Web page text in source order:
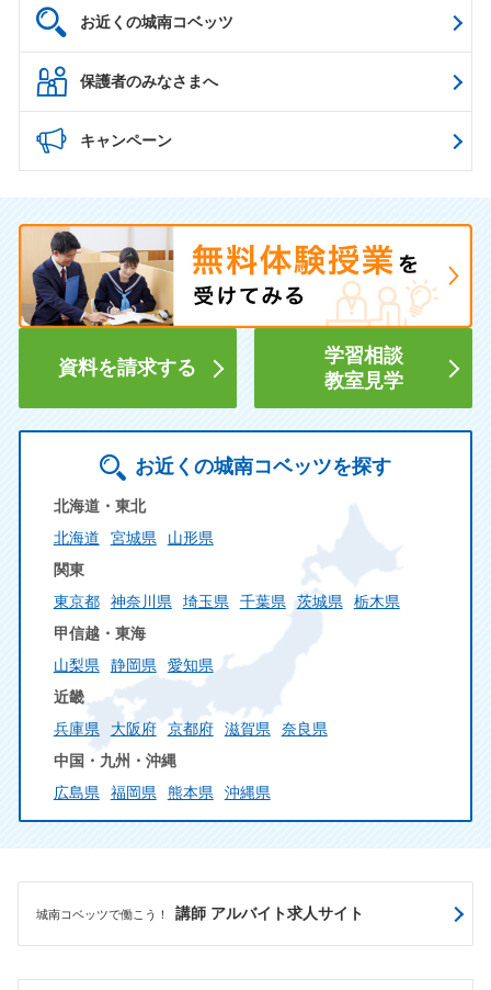
お近くの城南コベッツ
保護者のみなさまへ
キャンペーン
資料を請求する
学習相談
教室見学
お近くの城南コベッツを探す
北海道・東北
北海道
宮城県
山形県
関東
東京都
神奈川県 埼玉県 千葉県 茨城県
栃木県
甲信越・東海
山梨県
静岡県
愛知県
近畿
兵庫県
大阪府 京都府 滋賀県
奈良県
中国・九州・沖縄
広島県
福岡県 熊本県 沖縄県
城南コベッツで働こう！ 講師 アルバイト求人サイト